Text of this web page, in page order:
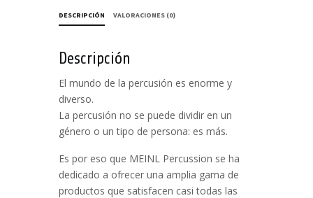
DESCRIPCIÓN VALORACIONES (0)
Descripción
El mundo de la percusión es enorme y
diverso.
La percusión no se puede dividir en un
género o un tipo de persona: es más.
Es por eso que MEINL Percussion se ha
dedicado a ofrecer una amplia gama de
productos que satisfacen casi todas las